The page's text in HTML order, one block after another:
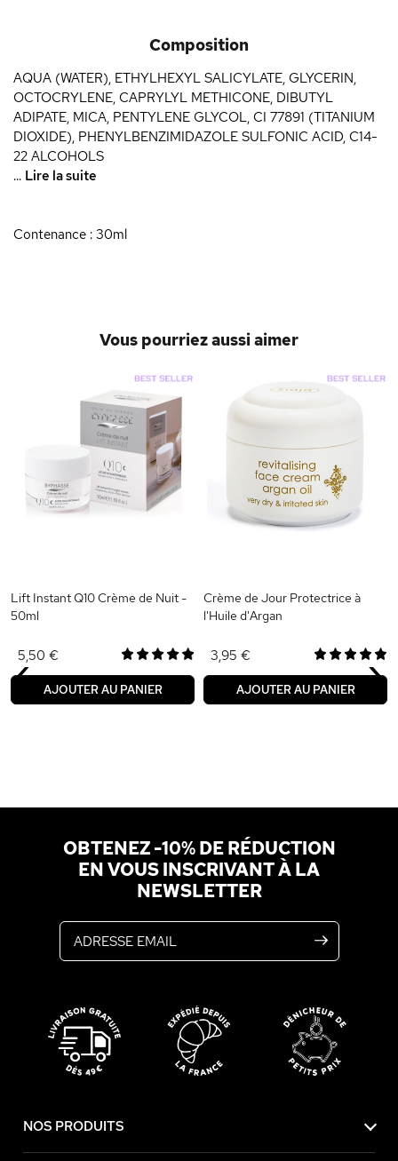
Composition
AQUA (WATER), ETHYLHEXYL SALICYLATE, GLYCERIN,
OCTOCRYLENE, CAPRYLYL METHICONE, DIBUTYL
ADIPATE, MICA, PENTYLENE GLYCOL, CI 77891 (TITANIUM
DIOXIDE), PHENYLBENZIMIDAZOLE SULFONIC ACID, C14-
22 ALCOHOLS
... Lire la suite
Contenance : 30ml
Vous pourriez aussi aimer
Lift Instant Q10 Crème de Nuit -
50ml
5,50 €
AJOUTER AU PANIER
Crème de Jour Protectrice à
l'Huile d'Argan
3,95 €
AJOUTER AU PANIER
‹ ›
OBTENEZ -10% DE RÉDUCTION
EN VOUS INSCRIVANT À LA
NEWSLETTER
NOS PRODUITS